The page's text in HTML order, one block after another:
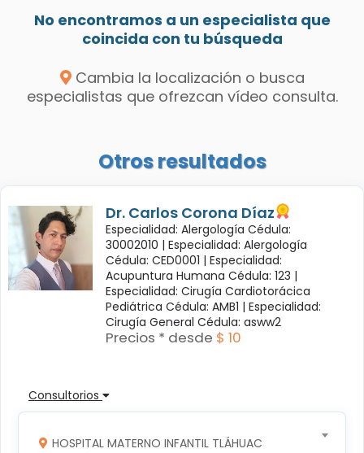
No encontramos a un especialista que
coincida con tu búsqueda
Cambia la localización o busca
especialistas que ofrezcan vídeo consulta.
Otros resultados
Dr. Carlos Corona Díaz
Especialidad: Alergología Cédula:
30002010 | Especialidad: Alergología
Cédula: CED0001 | Especialidad:
Acupuntura Humana Cédula: 123 |
Especialidad: Cirugía Cardiotorácica
Pediátrica Cédula: AMB1 | Especialidad:
Cirugía General Cédula: asww2
Precios * desde $ 10
Consultorios
HOSPITAL MATERNO INFANTIL TLÁHUAC